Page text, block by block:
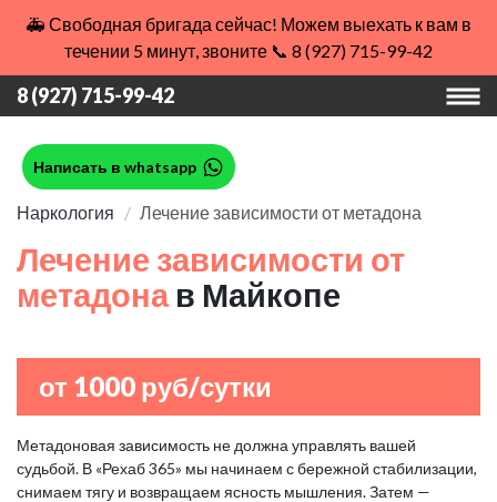
🚑 Свободная бригада сейчас! Можем выехать к вам в
течении 5 минут, звоните 📞 8 (927) 715-99-42
8 (927) 715-99-42
Написать в whatsapp
Наркология Лечение зависимости от метадона
Лечение зависимости от
метадона в Майкопе
от 1000 руб/сутки
Метадоновая зависимость не должна управлять вашей
судьбой. В «Рехаб 365» мы начинаем с бережной стабилизации,
снимаем тягу и возвращаем ясность мышления. Затем —